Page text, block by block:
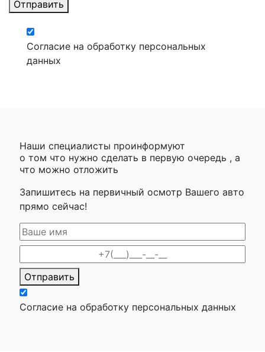
Отправить
Согласие на обработку персональных
данных
Наши специалисты проинформуют
о том что нужно сделать в первую очередь , а
что можно отложить
Запишитесь на первичный осмотр Вашего авто
прямо сейчас!
Отправить
Согласие на обработку персональных данных